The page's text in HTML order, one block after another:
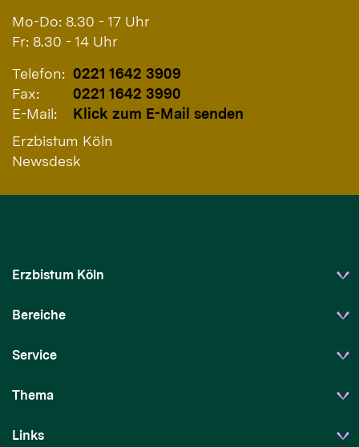
Mo-Do: 8.30 - 17 Uhr
Fr: 8.30 - 14 Uhr
Telefon: 0221 1642 3909
Fax:
0221 1642 3990
E-Mail:
Klick zum E-Mail senden
Erzbistum Köln
Newsdesk
Erzbistum Köln
Bereiche
Service
Thema
Links